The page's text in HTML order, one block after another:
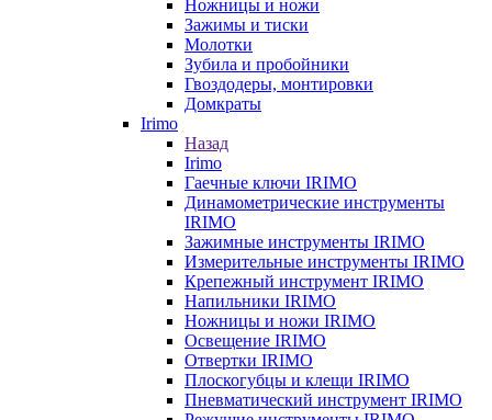
Ножницы и ножи
Зажимы и тиски
Молотки
Зубила и пробойники
Гвоздодеры, монтировки
Домкраты
Irimo
Назад
Irimo
Гаечные ключи IRIMO
Динамометрические инструменты
IRIMO
Зажимные инструменты IRIMO
Измерительные инструменты IRIMO
Крепежный инструмент IRIMO
Напильники IRIMO
Ножницы и ножи IRIMO
Освещение IRIMO
Отвертки IRIMO
Плоскогубцы и клещи IRIMO
Пневматический инструмент IRIMO